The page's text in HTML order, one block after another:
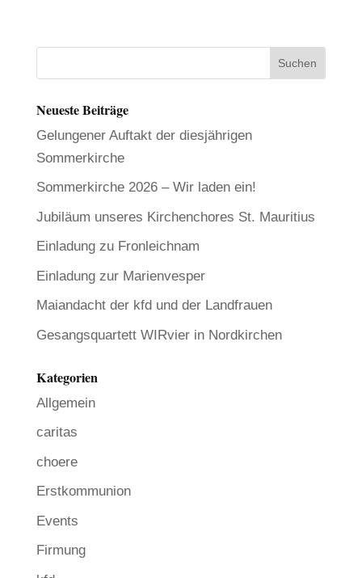
Neueste Beiträge
Gelungener Auftakt der diesjährigen
Sommerkirche
Sommerkirche 2026 – Wir laden ein!
Jubiläum unseres Kirchenchores St. Mauritius
Einladung zu Fronleichnam
Einladung zur Marienvesper
Maiandacht der kfd und der Landfrauen
Gesangsquartett WIRvier in Nordkirchen
Kategorien
Allgemein
caritas
choere
Erstkommunion
Events
Firmung